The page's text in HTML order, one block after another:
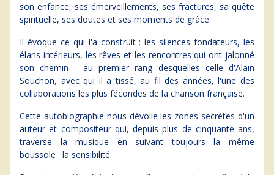
son enfance, ses émerveillements, ses fractures, sa quête
spirituelle, ses doutes et ses moments de grâce.
Il évoque ce qui l'a construit : les silences fondateurs, les
élans intérieurs, les rêves et les rencontres qui ont jalonné
son chemin - au premier rang desquelles celle d'Alain
Souchon, avec qui il a tissé, au fil des années, l'une des
collaborations les plus fécondes de la chanson française.
Cette autobiographie nous dévoile les zones secrètes d'un
auteur et compositeur qui, depuis plus de cinquante ans,
traverse la musique en suivant toujours la même
boussole : la sensibilité.